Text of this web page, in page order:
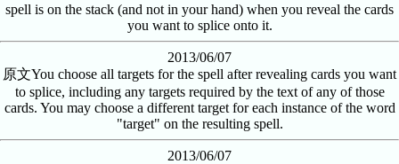
spell is on the stack (and not in your hand) when you reveal the cards
you want to splice onto it.
2013/06/07
原文You choose all targets for the spell after revealing cards you want
to splice, including any targets required by the text of any of those
cards. You may choose a different target for each instance of the word
"target" on the resulting spell.
2013/06/07